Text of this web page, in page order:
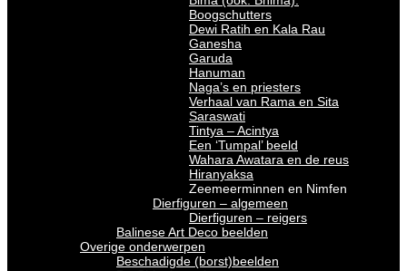
Boogschutters
Dewi Ratih en Kala Rau
Ganesha
Garuda
Hanuman
Naga’s en priesters
Verhaal van Rama en Sita
Saraswati
Tintya – Acintya
Een ‘Tumpal’ beeld
Wahara Awatara en de reus
Hiranyaksa
Zeemeerminnen en Nimfen
Dierfiguren – algemeen
Dierfiguren – reigers
Balinese Art Deco beelden
Overige onderwerpen
Beschadigde (borst)beelden